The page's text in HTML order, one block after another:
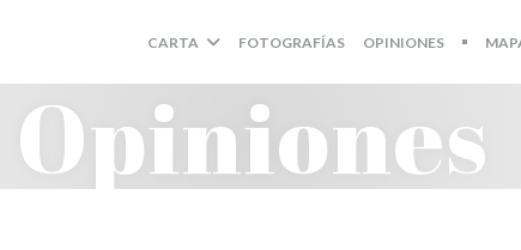
CARTA FOTOGRAFÍAS OPINIONES
Opiniones